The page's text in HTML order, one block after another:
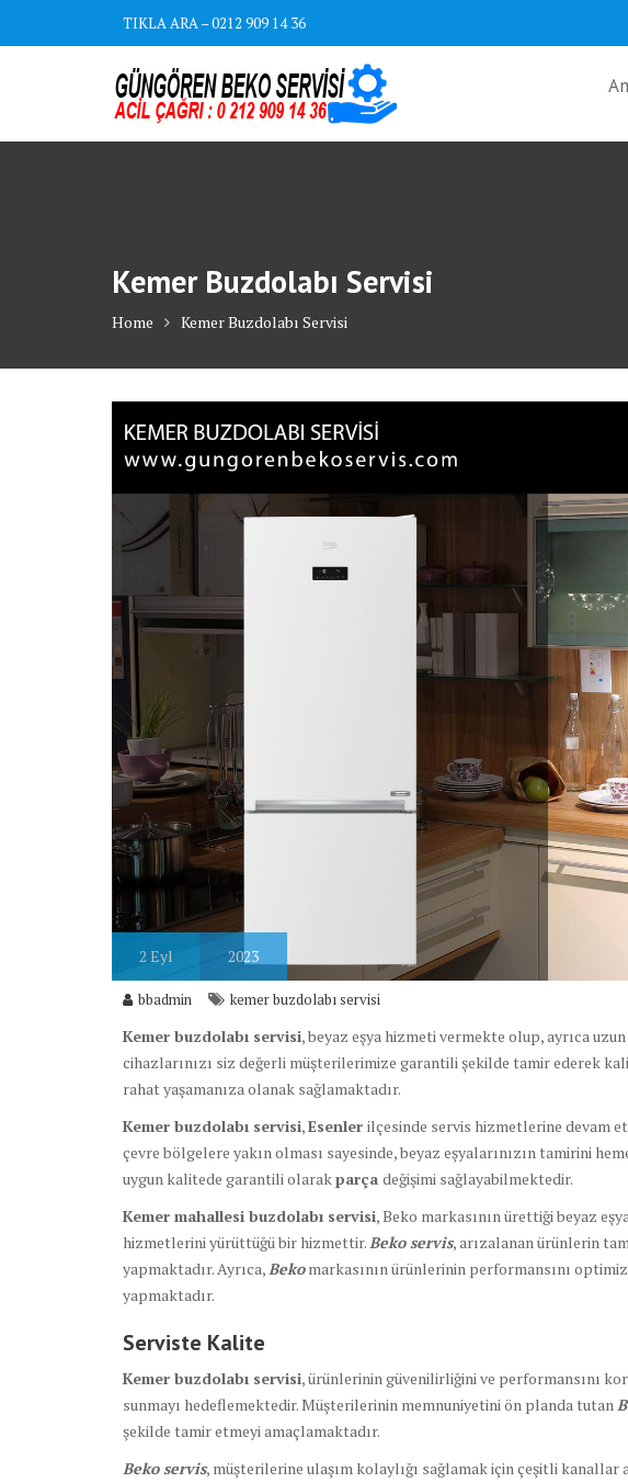
TIKLA ARA – 0212 909 14 36
Kemer Buzdolabı Servisi
Home Kemer Buzdolabı Servisi
2 Eyl 2023
bbadmin kemer buzdolabı servisi
Kemer buzdolabı servisi, beyaz eşya hizmeti vermekte olup, ayrıca
cihazlarınızı siz değerli müşterilerimize garantili şekilde tamir ederek
rahat yaşamanıza olanak sağlamaktadır.
Kemer buzdolabı servisi,Esenler ilçesinde servis hizmetlerine devam
çevre bölgelere yakın olması sayesinde, beyaz eşyalarınızın tamirini
uygun kalitede garantili olarakparça değişimi sağlayabilmektedir.
Kemer mahallesi buzdolabı servisi, Beko markasının ürettiği beyaz
hizmetlerini yürüttüğü bir hizmettir.Beko servis, arızalanan ürünlerin
yapmaktadır. Ayrıca,Beko markasının ürünlerinin performansını
yapmaktadır.
Serviste Kalite
Kemer buzdolabı servisi, ürünlerinin güvenilirliğini ve performansını
sunmayı hedeflemektedir. Müşterilerinin memnuniyetini ön planda tutan
şekilde tamir etmeyi amaçlamaktadır.
Beko servis, müşterilerine ulaşım kolaylığı sağlamak için çeşitli